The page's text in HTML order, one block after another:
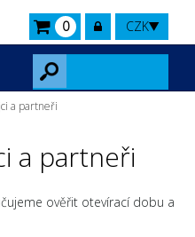
CZK
0
a partneři
a partneři
ověřit otevírací dobu a